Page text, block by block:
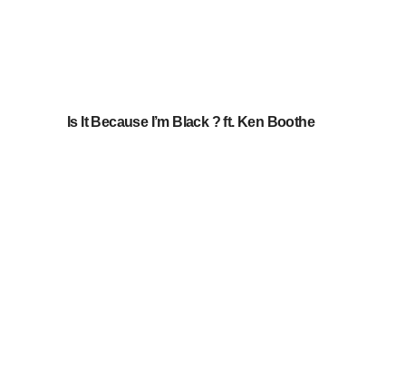
Is It Because I’m Black ? ft. Ken Boothe